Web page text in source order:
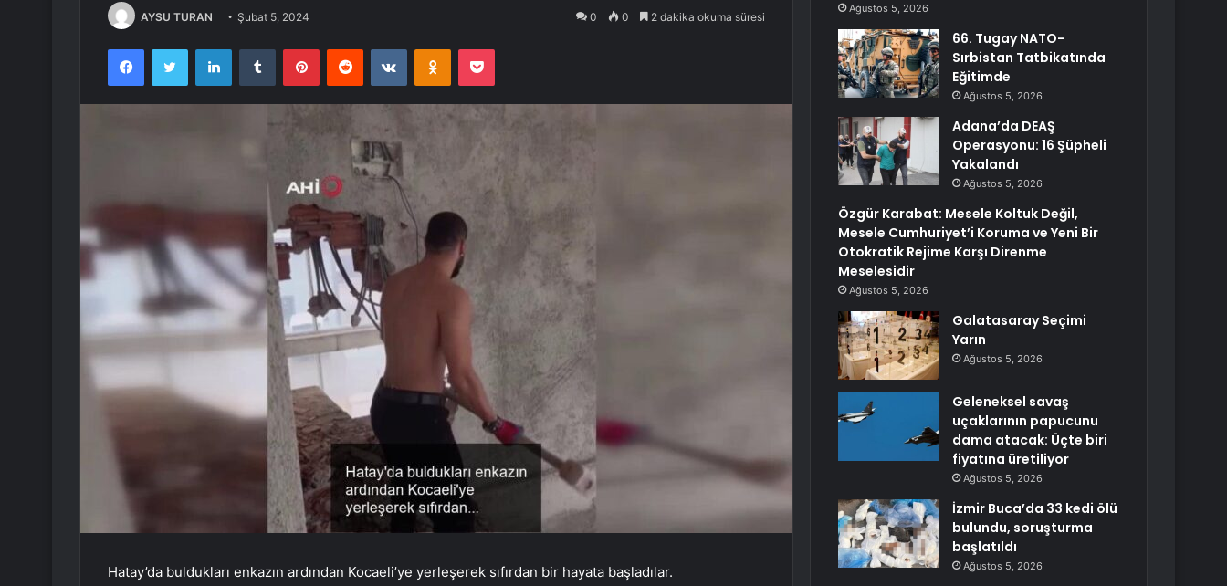
AYSU TURAN Şubat 5, 2024 0 0 2 dakika okuma süresi
FacebookTwitter LinkedInTumblr PinterestReddit VKontakteOdnoklassniki
Pocket
Hatay’da buldukları enkazın ardından Kocaeli’ye yerleşerek sıfırdan bir hayata başladılar.
Ağustos 5, 2026
66. Tugay NATO-
Sırbistan Tatbikatında
Eğitimde
Ağustos 5, 2026
Adana’da DEAŞ
Operasyonu: 16 Şüpheli
Yakalandı
Ağustos 5, 2026
Özgür Karabat: Mesele Koltuk Değil,
Mesele Cumhuriyet’i Koruma ve Yeni Bir
Otokratik Rejime Karşı Direnme
Meselesidir
Ağustos 5, 2026
Galatasaray Seçimi
Yarın
Ağustos 5, 2026
Geleneksel savaş
uçaklarının papucunu
dama atacak: Üçte biri
fiyatına üretiliyor
Ağustos 5, 2026
İzmir Buca’da 33 kedi ölü
bulundu, soruşturma
başlatıldı
Ağustos 5, 2026